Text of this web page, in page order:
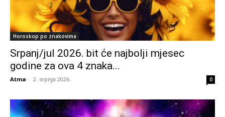
Horoskop po znakovima
Srpanj/jul 2026. bit će najbolji mjesec
godine za ova 4 znaka...
Atma - 2. srpnja 2026. 0